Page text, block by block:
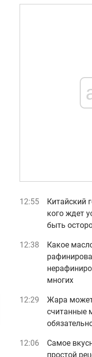
12:55
Китайский
кого ждет
быть
12:38
Какое
многих
12:29
Жара может
считанные
12:06
Самое
простой